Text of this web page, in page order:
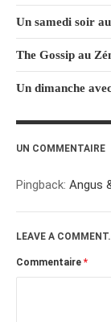
The Gossip au
Un dimanche
UN COMMENTAIRE
Pingback: Angus
LEAVE A COMMENT.
Commentaire *